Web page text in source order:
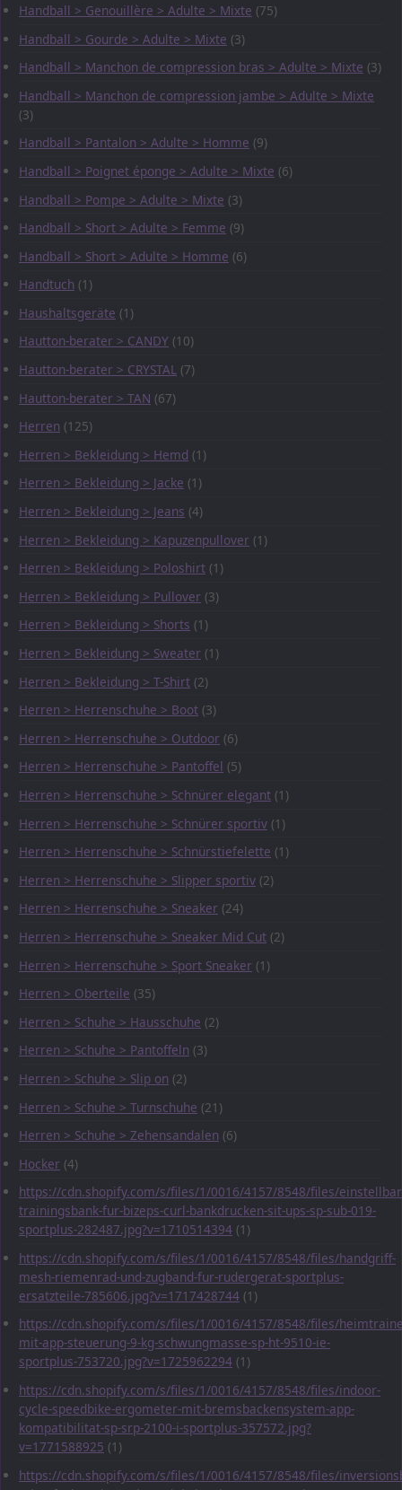
Handball > Genouillère > Adulte > Mixte (75)
Handball > Gourde > Adulte > Mixte (3)
Handball > Manchon de compression bras > Adulte > Mixte (3)
Handball > Manchon de compression jambe > Adulte > Mixte
(3)
Handball > Pantalon > Adulte > Homme (9)
Handball > Poignet éponge > Adulte > Mixte (6)
Handball > Pompe > Adulte > Mixte (3)
Handball > Short > Adulte > Femme (9)
Handball > Short > Adulte > Homme (6)
Handtuch (1)
Haushaltsgeräte (1)
Hautton-berater > CANDY (10)
Hautton-berater > CRYSTAL (7)
Hautton-berater > TAN (67)
Herren (125)
Herren > Bekleidung > Hemd (1)
Herren > Bekleidung > Jacke (1)
Herren > Bekleidung > Jeans (4)
Herren > Bekleidung > Kapuzenpullover (1)
Herren > Bekleidung > Poloshirt (1)
Herren > Bekleidung > Pullover (3)
Herren > Bekleidung > Shorts (1)
Herren > Bekleidung > Sweater (1)
Herren > Bekleidung > T-Shirt (2)
Herren > Herrenschuhe > Boot (3)
Herren > Herrenschuhe > Outdoor (6)
Herren > Herrenschuhe > Pantoffel (5)
Herren > Herrenschuhe > Schnürer elegant (1)
Herren > Herrenschuhe > Schnürer sportiv (1)
Herren > Herrenschuhe > Schnürstiefelette (1)
Herren > Herrenschuhe > Slipper sportiv (2)
Herren > Herrenschuhe > Sneaker (24)
Herren > Herrenschuhe > Sneaker Mid Cut (2)
Herren > Herrenschuhe > Sport Sneaker (1)
Herren > Oberteile (35)
Herren > Schuhe > Hausschuhe (2)
Herren > Schuhe > Pantoffeln (3)
Herren > Schuhe > Slip on (2)
Herren > Schuhe > Turnschuhe (21)
Herren > Schuhe > Zehensandalen (6)
Hocker (4)
https://cdn.shopify.com/s/files/1/0016/4157/8548/files/
trainingsbank-fur-bizeps-curl-bankdrucken-sit-ups-sp-sub-019-
sportplus-282487.jpg?v=1710514394 (1)
https://cdn.shopify.com/s/files/1/0016/4157/8548/files/handgriff-
mesh-riemenrad-und-zugband-fur-rudergerat-sportplus-
ersatzteile-785606.jpg?v=1717428744 (1)
https://cdn.shopify.com/s/files/1/0016/4157/8548/files/
mit-app-steuerung-9-kg-schwungmasse-sp-ht-9510-ie-
sportplus-753720.jpg?v=1725962294 (1)
https://cdn.shopify.com/s/files/1/0016/4157/8548/files/indoor-
cycle-speedbike-ergometer-mit-bremsbackensystem-app-
kompatibilitat-sp-srp-2100-i-sportplus-357572.jpg?
v=1771588925 (1)
https://cdn.shopify.com/s/files/1/0016/4157/8548/files/